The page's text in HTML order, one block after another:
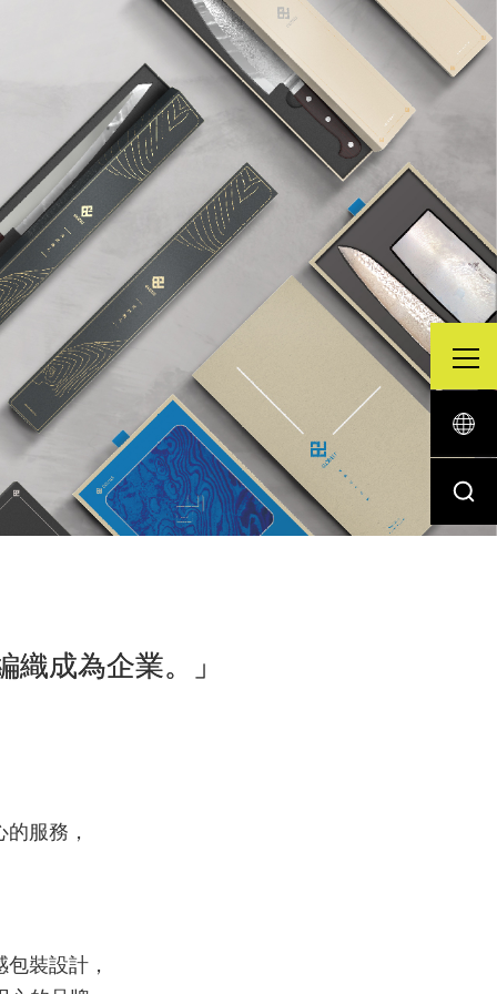
織成為企業。」
服務，
裝設計，